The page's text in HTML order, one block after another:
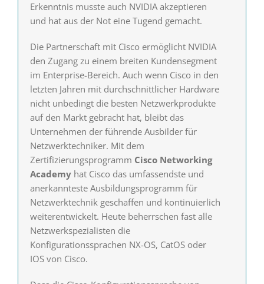
Erkenntnis musste auch NVIDIA akzeptieren
und hat aus der Not eine Tugend gemacht.
Die Partnerschaft mit Cisco ermöglicht NVIDIA
den Zugang zu einem breiten Kundensegment
im Enterprise-Bereich. Auch wenn Cisco in den
letzten Jahren mit durchschnittlicher Hardware
nicht unbedingt die besten Netzwerkprodukte
auf den Markt gebracht hat, bleibt das
Unternehmen der führende Ausbilder für
Netzwerktechniker. Mit dem
Zertifizierungsprogramm Cisco Networking
Academyhat Cisco das umfassendste und
anerkannteste Ausbildungsprogramm für
Netzwerktechnik geschaffen und kontinuierlich
weiterentwickelt. Heute beherrschen fast alle
Netzwerkspezialisten die
Konfigurationssprachen NX-OS, CatOS oder
IOS von Cisco.